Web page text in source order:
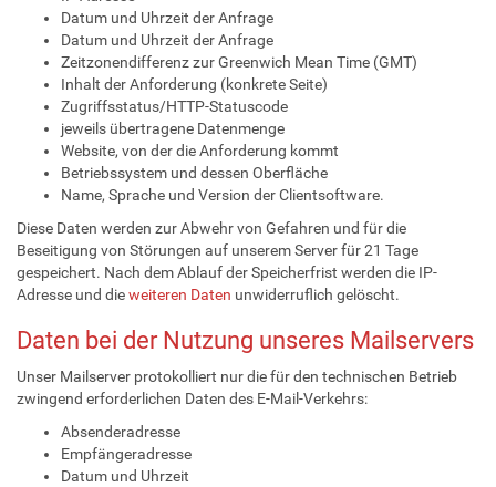
Datum und Uhrzeit der Anfrage
Datum und Uhrzeit der Anfrage
Zeitzonendifferenz zur Greenwich Mean Time (GMT)
Inhalt der Anforderung (konkrete Seite)
Zugriffsstatus/HTTP-Statuscode
jeweils übertragene Datenmenge
Website, von der die Anforderung kommt
Betriebssystem und dessen Oberfläche
Name, Sprache und Version der Clientsoftware.
Diese Daten werden zur Abwehr von Gefahren und für die
Beseitigung von Störungen auf unserem Server für 21 Tage
gespeichert. Nach dem Ablauf der Speicherfrist werden die IP-
Adresse und dieweiteren Daten unwiderruflich gelöscht.
Daten bei der Nutzung unseres Mailservers
Unser Mailserver protokolliert nur die für den technischen Betrieb
zwingend erforderlichen Daten des E-Mail-Verkehrs:
Absenderadresse
Empfängeradresse
Datum und Uhrzeit